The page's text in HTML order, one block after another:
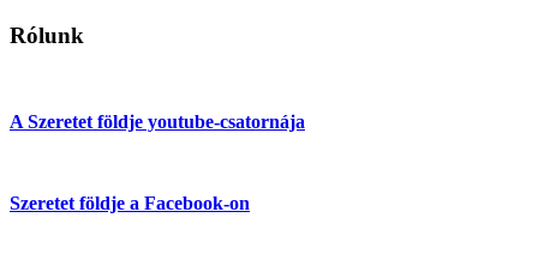
Rólunk
A Szeretet földje youtube-csatornája
Szeretet földje a Facebook-on